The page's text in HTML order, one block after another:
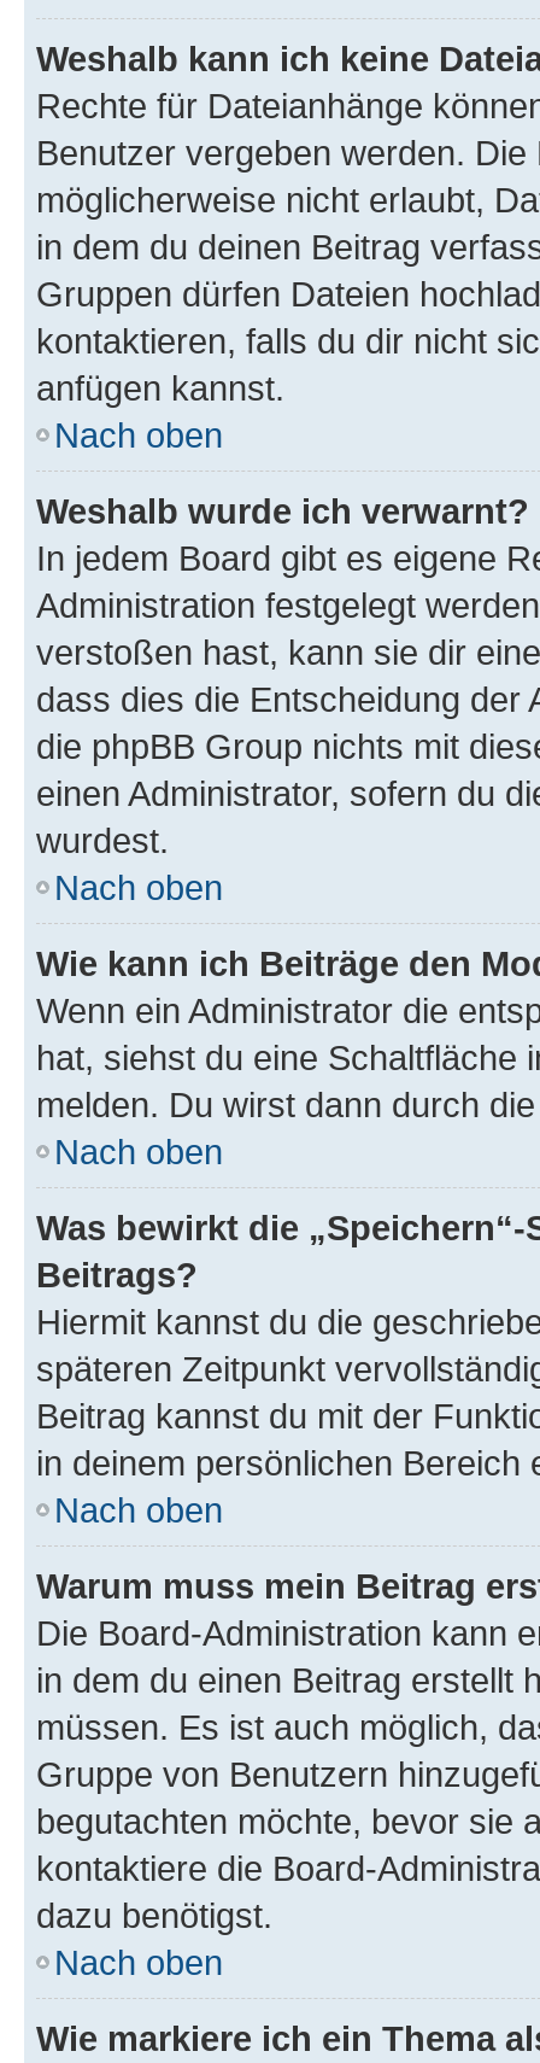
Weshalb kann ich keine
Rechte für Dateianhänge
Benutzer vergeben werden.
möglicherweise nicht erlaubt,
in dem du deinen Beitrag
Gruppen dürfen Dateien
kontaktieren, falls du dir nicht
anfügen kannst.
Nach oben
Weshalb wurde ich verwarnt?
In jedem Board gibt es eigene
Administration festgelegt
verstoßen hast, kann sie dir
dass dies die Entscheidung der
die phpBB Group nichts mit
einen Administrator, sofern du
wurdest.
Nach oben
Wie kann ich Beiträge den
Wenn ein Administrator die
hat, siehst du eine Schaltfläche
melden. Du wirst dann durch
Nach oben
Was bewirkt die
Beitrags?
Hiermit kannst du die
späteren Zeitpunkt
Beitrag kannst du mit der
in deinem persönlichen Bereich
Nach oben
Warum muss mein Beitrag
Die Board-Administration kann
in dem du einen Beitrag erstellt
müssen. Es ist auch möglich,
Gruppe von Benutzern
begutachten möchte, bevor sie
kontaktiere die Board-
dazu benötigst.
Nach oben
Wie markiere ich ein Thema